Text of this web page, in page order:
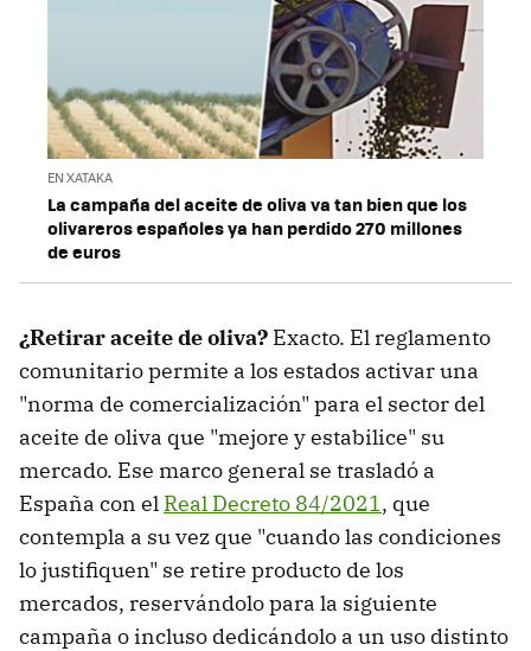
EN XATAKA
La campaña del aceite de oliva va tan bien que los
olivareros españoles ya han perdido 270 millones
de euros
¿Retirar aceite de oliva? Exacto. El reglamento
comunitario permite a los estados activar una
"norma de comercialización" para el sector del
aceite de oliva que "mejore y estabilice" su
mercado. Ese marco general se trasladó a
España con el Real Decreto 84/2021, que
contempla a su vez que "cuando las condiciones
lo justifiquen" se retire producto de los
mercados, reservándolo para la siguiente
campaña o incluso dedicándolo a un uso distinto